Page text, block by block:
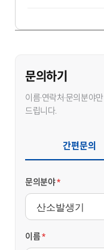
문의하기
이름·연락처·문의분야
드립니다.
간편문의
문의분야*
이름*